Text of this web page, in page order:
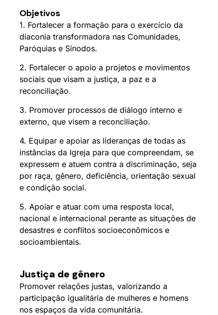
Objetivos
1. Fortalecer a formação para o exercício da
diaconia transformadora nas Comunidades,
Paróquias e Sínodos.
2. Fortalecer o apoio a projetos e movimentos
sociais que visam a justiça, a paz e a
reconciliação.
3. Promover processos de diálogo interno e
externo, que visem a reconciliação.
4. Equipar e apoiar as lideranças de todas as
instâncias da Igreja para que compreendam, se
expressem e atuem contra a discriminação, seja
por raça, gênero, deficiência, orientação sexual
e condição social.
5. Apoiar e atuar com uma resposta local,
nacional e internacional perante as situações de
desastres e conflitos socioeconômicos e
socioambientais.
Justiça de gênero
Promover relações justas, valorizando a
participação igualitária de mulheres e homens
nos espaços da vida comunitária.